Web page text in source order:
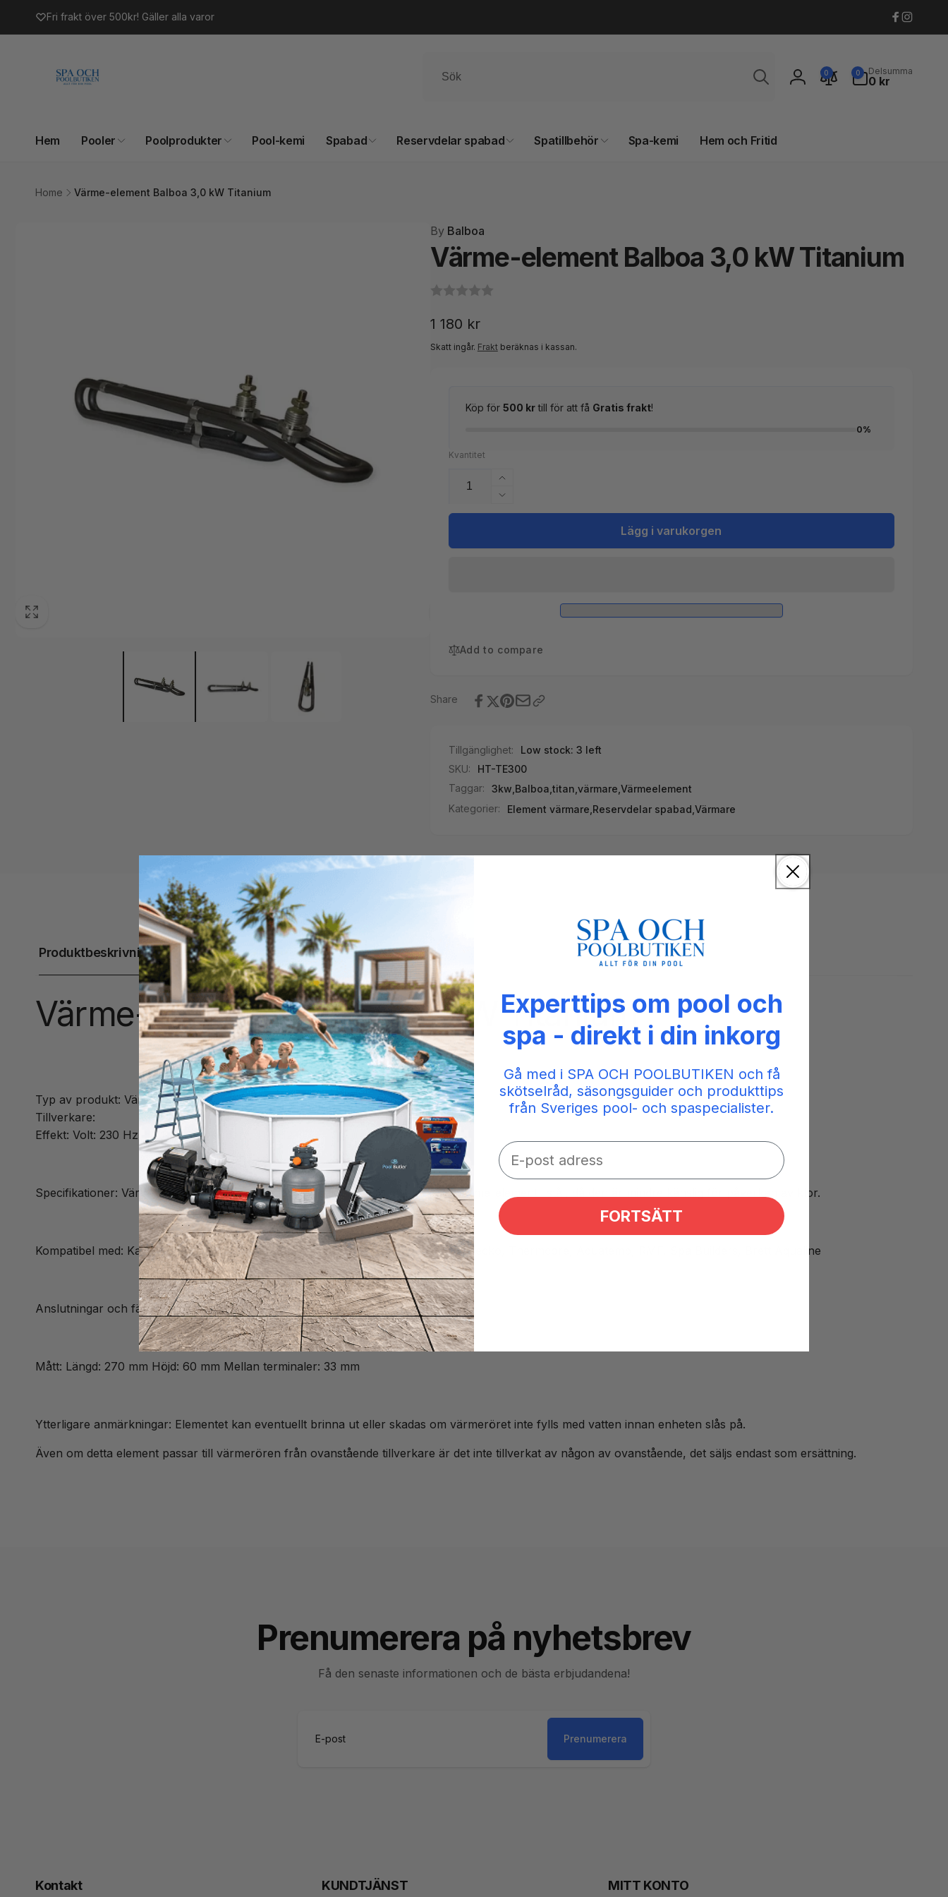
innehåll
Fri frakt över 500kr! Gäller alla varor
Facebook
Logga
0 0
artiklar
Delsumma
0 kr
Hem Pooler Poolprodukter Pool-kemi Spabad Reservdelar spabad Spatillbehör Spa-kemi Hem och Fritid
Home Värme-element Balboa 3,0 kW Titanium
ByBalboa
Värme-element Balboa 3,0 kW Titanium
Ordinarie
pris
1 180 kr
Skatt ingår. Fraktberäknas i kassan.
Köp för 500 krtill för att få Gratis frakt!
0%
Kvantitet
Öka
kvantitet
för
Minska
kvantitet
Värme-
Lägg i varukorgen
Add to compare
Share
Tillgänglighet:
Low stock: 3 left
SKU:
HT-TE300
Taggar:
3kw Balboa titan värmare Värmeelement
Kategorier:
Element värmare, Reservdelar spabad, Värmare
Produktbeskrivning
Värme-element Balboa 3,0 kW Titanium
Typ av produkt: Värmeelement
Tillverkare:
Effekt: Volt: 230 Hz: 50 KW: 3,0 Ampere: 11,5–12
Specifikationer: Värme-element i titan har en längre hållbarhet än ett standard värme-element i stål, då den är mindre känslig för påverkan av klor.
Kompatibel med: Kan användas som ersättningselement för Balboa, HydroQuip, Gecko, Thermcore, Aquatemp, RMF, Spa Builders, Brett Aqualine
Anslutningar och fästen: 19 mm mutter x2 för att säkra elementet på plats
Mått: Längd: 270 mm Höjd: 60 mm Mellan terminaler: 33 mm
Ytterligare anmärkningar: Elementet kan eventuellt brinna ut eller skadas om värmeröret inte fylls med vatten innan enheten slås på.
Även om detta element passar till värmerören från ovanstående tillverkare är det inte tillverkat av någon av ovanstående, det säljs endast som ersättning.
Prenumerera på nyhetsbrev
Få den senaste informationen och de bästa erbjudandena!
Prenumerera
Kontakt KUNDTJÄNST MITT KONTO
Experttips om pool och
spa - direkt i din inkorg
Gå med i SPA OCH POOLBUTIKEN och få
skötselråd, säsongsguider och produkttips
från Sveriges pool- och spaspecialister.
FORTSÄTT